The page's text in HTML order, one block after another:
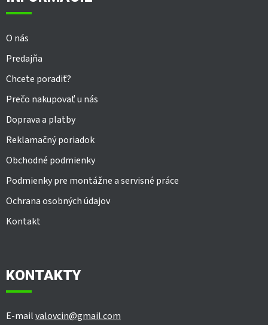
O nás
Predajňa
Chcete poradiť?
Prečo nakupovať u nás
Doprava a platby
Reklamačný poriadok
Obchodné podmienky
Podmienky pre montážne a servisné práce
Ochrana osobných údajov
Kontakt
KONTAKTY
E-mailvalovcin@gmail.com